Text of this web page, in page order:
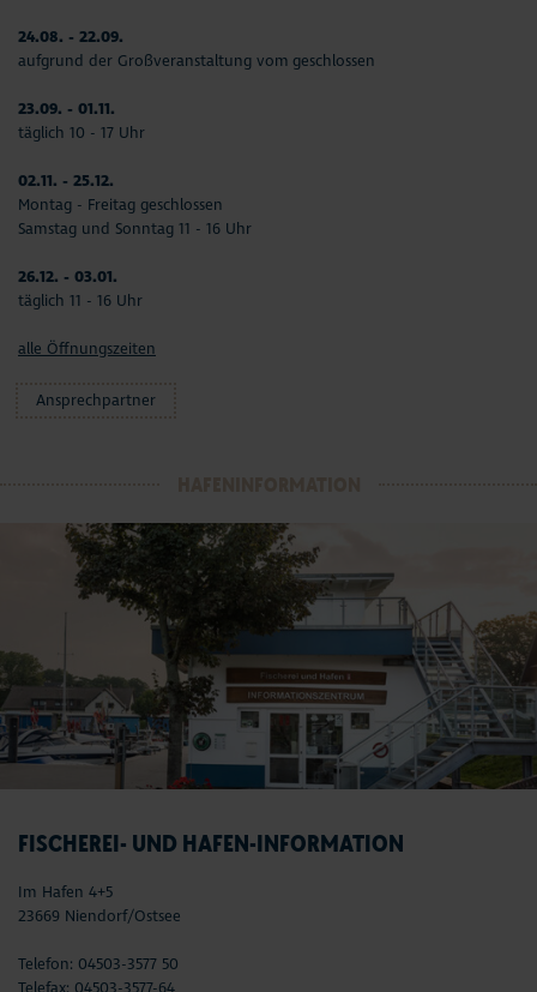
24.08. - 22.09.
aufgrund der Großveranstaltung vom geschlossen
23.09. - 01.11.
täglich 10 - 17 Uhr
02.11. - 25.12.
Montag - Freitag geschlossen
Samstag und Sonntag 11 - 16 Uhr
26.12. - 03.01.
täglich 11 - 16 Uhr
alle Öffnungszeiten
Ansprechpartner
FISCHEREI- UND HAFEN-INFORMATION
Im Hafen 4+5
23669 Niendorf/Ostsee
Telefon: 04503-3577 50
Telefax: 04503-3577-64